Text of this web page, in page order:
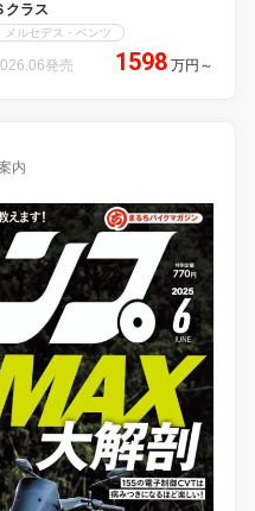
クラス
メルセデス・ベンツ
発売 1598 万円 ～
内